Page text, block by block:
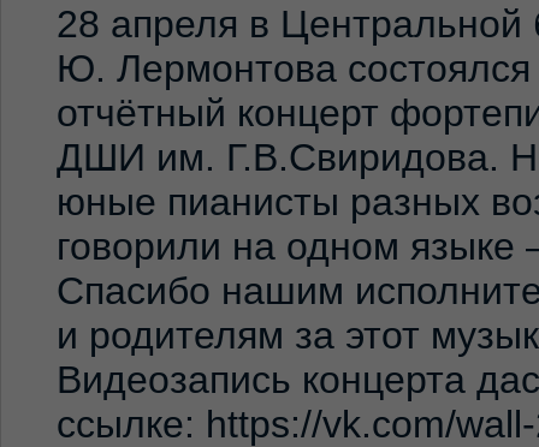
28 апреля в
Ю. Лермонтова состоялся
отчётный концерт
ДШИ им. Г.В.Свиридова.
юные пианисты разных
говорили на одном
Спасибо нашим
и родителям за этот
Видеозапись концерта
ссылке: https://vk.com/